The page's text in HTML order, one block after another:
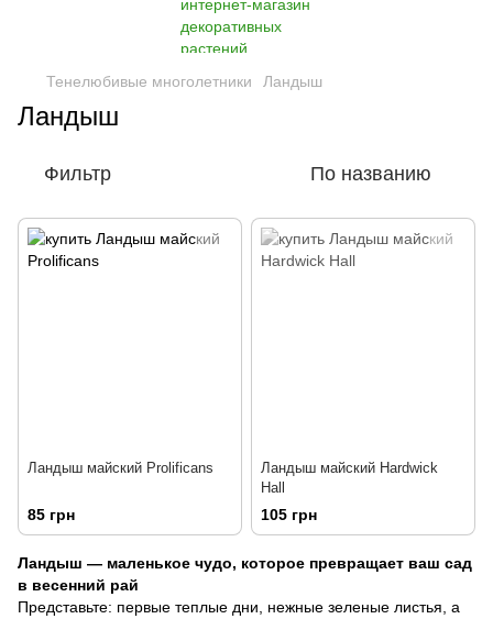
Тенелюбивые многолетники Ландыш
Ландыш
Фильтр По названию
Ландыш майский Prolificans
85 грн
Ландыш майский Hardwick
Hall
105 грн
Ландыш — маленькое чудо, которое превращает ваш сад
в весенний рай
Представьте: первые теплые дни, нежные зеленые листья, а